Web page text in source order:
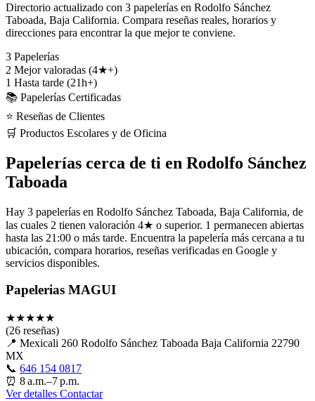
Directorio actualizado con 3 papelerías en Rodolfo Sánchez
Taboada, Baja California. Compara reseñas reales, horarios y
direcciones para encontrar la que mejor te conviene.
3 Papelerías
2 Mejor valoradas (4★+)
1 Hasta tarde (21h+)
📚 Papelerías Certificadas
⭐ Reseñas de Clientes
🛒 Productos Escolares y de Oficina
Papelerías cerca de ti en Rodolfo Sánchez
Taboada
Hay 3 papelerías en Rodolfo Sánchez Taboada, Baja California, de
las cuales 2 tienen valoración 4★ o superior. 1 permanecen abiertas
hasta las 21:00 o más tarde. Encuentra la papelería más cercana a tu
ubicación, compara horarios, reseñas verificadas en Google y
servicios disponibles.
Papelerias MAGUI
★★★★★
(26 reseñas)
📍 Mexicali 260 Rodolfo Sánchez Taboada Baja California 22790
MX
📞 646 154 0817
⏰ 8 a.m.–7 p.m.
Ver detalles Contactar